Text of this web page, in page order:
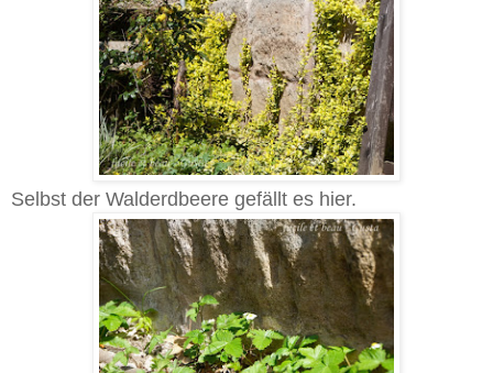
Selbst der Walderdbeere gefällt es hier.